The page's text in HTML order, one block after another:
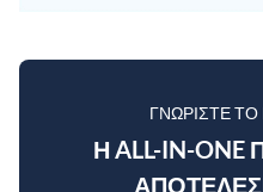
ΓΝΩΡΊΣΤΕ ΤΟ
Η ALL-IN-